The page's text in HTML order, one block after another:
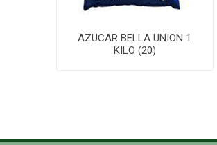
AZUCAR BELLA UNION 1
KILO (20)